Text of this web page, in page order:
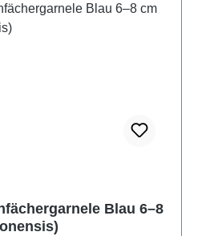
Blau 6–8